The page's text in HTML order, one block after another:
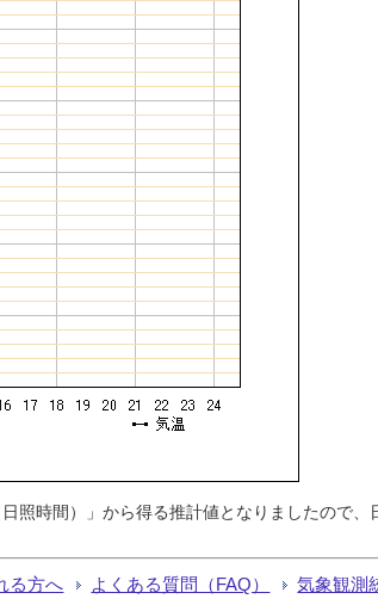
照時間）」から得る推計値となりましたので、
る方へ よくある質問（FAQ） 気象観測